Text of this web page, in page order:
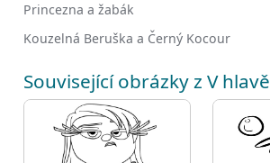
Princezna a žabák
Kouzelná Beruška a Černý Kocour
Související obrázky z V hlavě